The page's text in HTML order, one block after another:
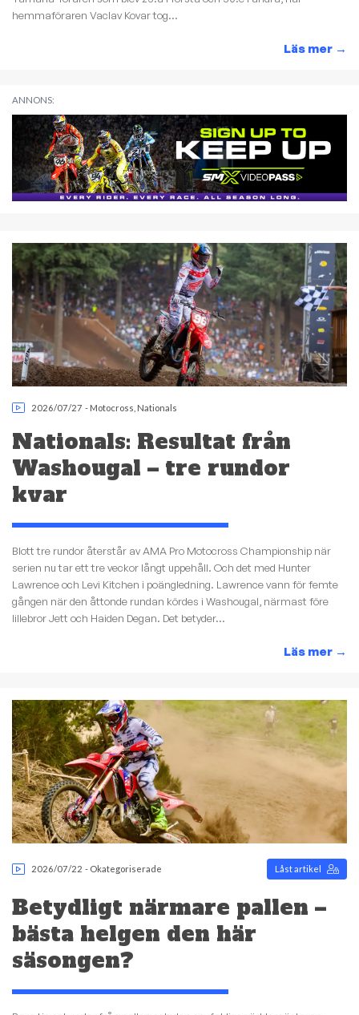
hemmaföraren Vaclav Kovar tog...
Läs mer →
ANNONS:
2026/07/27 - Motocross Nationals
Nationals: Resultat från
Washougal – tre rundor
kvar
Blott tre rundor återstår av AMA Pro Motocross Championship när
serien nu tar ett tre veckor långt uppehåll. Och det med Hunter
Lawrence och Levi Kitchen i poängledning. Lawrence vann för femte
gången när den åttonde rundan kördes i Washougal, närmast före
lillebror Jett och Haiden Degan. Det betyder...
Läs mer →
2026/07/22 - Okategoriserade Låst artikel
Betydligt närmare pallen –
bästa helgen den här
säsongen?